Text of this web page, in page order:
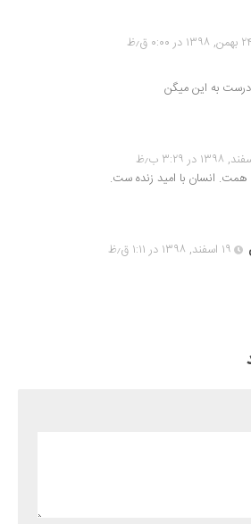
۲۴ بهمن, ۱۳۹۸ در ۰:۰۰ ق٫ظ
به این میگن
همت. انسان با امید زنده ست.
۱۹ اسفند, ۱۳۹۸ در ۱:۱۱ ق٫ظ